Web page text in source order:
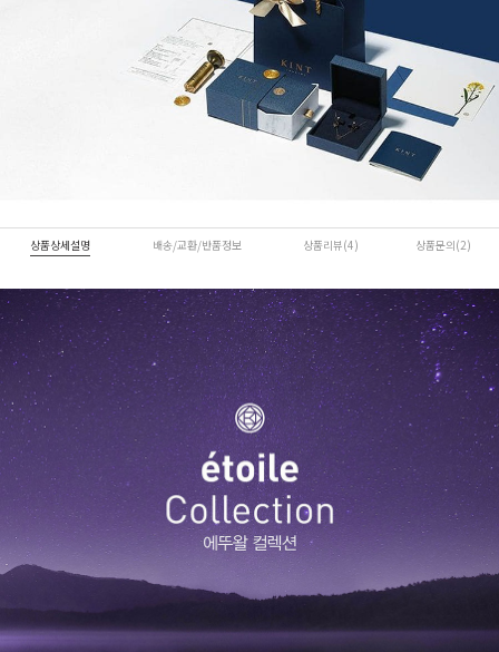
상품상세설명 배송/교환/반품정보 상품리뷰(4) 상품문의(2)